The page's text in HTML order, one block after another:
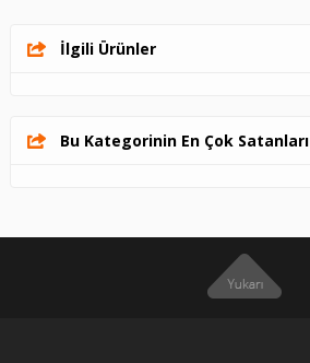
İlgili Ürünler
Bu Kategorinin En Çok Satanları